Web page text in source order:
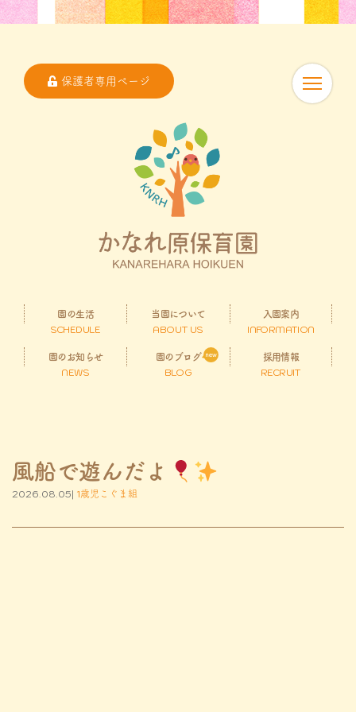
保護者専用ページ
園の生活
SCHEDULE
当園について
ABOUT US
入園案内
INFORMATION
園のお知らせ
NEWS
園のブログ
BLOG
採用情報
RECRUIT
風船で遊んだよ
2026.08.05| 1歳児こぐま組